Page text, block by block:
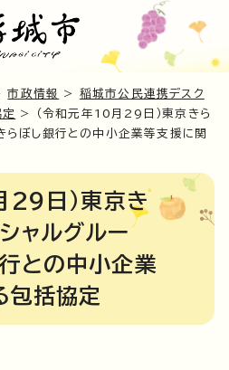
市政情報 > 稲城市公民連携デスク
> （令和元年10月29日）東京きら
らぼし銀行との中小企業等支援に関
29日）東京き
ャルグルー
との中小企業
包括協定